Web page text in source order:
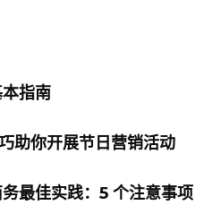
指南
助你开展节日营销活动
最佳实践：5 个注意事项